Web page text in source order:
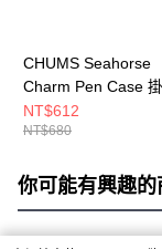
CHUMS Seahorse
Charm Pen Case 掛
筆套 CH603871Z098
NT$612
NT$680
你可能有興趣的